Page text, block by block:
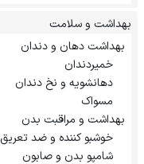
بهداشت و سلامت
بهداشت دهان و دندان
خمیردندان
دهانشویه و نخ دندان
مسواک
بهداشت و مراقبت بدن
خوشبو کننده و ضد تعریق
شامپو بدن و صابون